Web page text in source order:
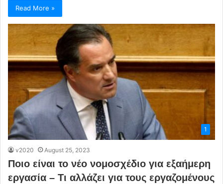
Read More »
1
v2020 August 25, 2023
Ποιο είναι το νέο νομοσχέδιο για εξαήμερη
εργασία – Τι αλλάζει για τους εργαζομένους